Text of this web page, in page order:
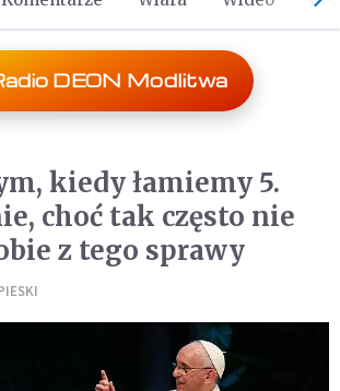
DEON Modlitwa
kiedy łamiemy 5.
choć tak często nie
z tego sprawy